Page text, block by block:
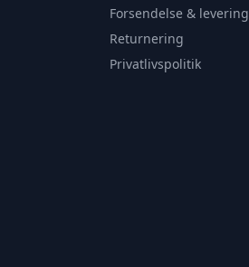
Forsendelse & levering
Returnering
Privatlivspolitik